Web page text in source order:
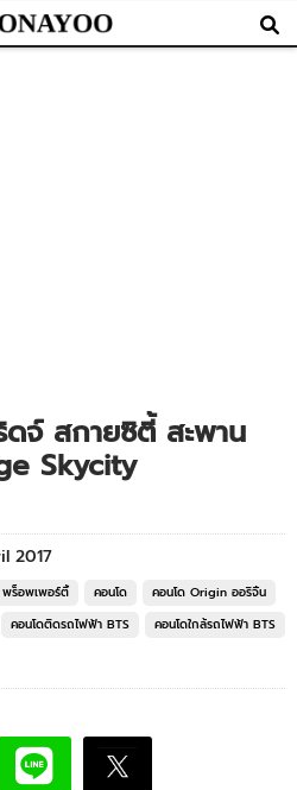
จ์ สกายซิตี้ สะพาน
Skycity
2017
ร็อพเพอร์ตี้ คอนโด
คอนโด Origin ออริจิ้น
คอนโดติดรถไฟฟ้า BTS
คอนโดใกล้รถไฟฟ้า BTS